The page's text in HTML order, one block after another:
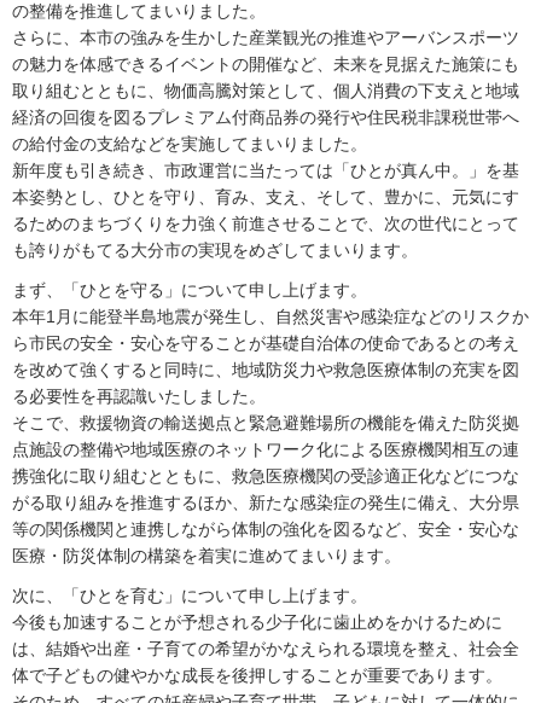
の整備を推進してまいりました。
さらに、本市の強みを生かした産業観光の推進やアーバンスポーツ
の魅力を体感できるイベントの開催など、未来を見据えた施策にも
取り組むとともに、物価高騰対策として、個人消費の下支えと地域
経済の回復を図るプレミアム付商品券の発行や住民税非課税世帯へ
の給付金の支給などを実施してまいりました。
新年度も引き続き、市政運営に当たっては「ひとが真ん中。」を基
本姿勢とし、ひとを守り、育み、支え、そして、豊かに、元気にす
るためのまちづくりを力強く前進させることで、次の世代にとって
も誇りがもてる大分市の実現をめざしてまいります。
まず、「ひとを守る」について申し上げます。
本年1月に能登半島地震が発生し、自然災害や感染症などのリスクか
ら市民の安全・安心を守ることが基礎自治体の使命であるとの考え
を改めて強くすると同時に、地域防災力や救急医療体制の充実を図
る必要性を再認識いたしました。
そこで、救援物資の輸送拠点と緊急避難場所の機能を備えた防災拠
点施設の整備や地域医療のネットワーク化による医療機関相互の連
携強化に取り組むとともに、救急医療機関の受診適正化などにつな
がる取り組みを推進するほか、新たな感染症の発生に備え、大分県
等の関係機関と連携しながら体制の強化を図るなど、安全・安心な
医療・防災体制の構築を着実に進めてまいります。
次に、「ひとを育む」について申し上げます。
今後も加速することが予想される少子化に歯止めをかけるために
は、結婚や出産・子育ての希望がかなえられる環境を整え、社会全
体で子どもの健やかな成長を後押しすることが重要であります。